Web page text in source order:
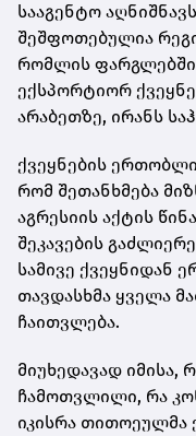
სააგენტო
შეშფოთებულია
რომლის
ექსპორტიორ
არაბეთზე, ირანს
ქვეყნების
რომ შეთანხმება
აგრესიის აქტის
შეკავების
სამივე ქვეყნიდან
თავდასხმა ყველა
ჩაითვლება.
მიუხედავად იმისა,
ჩამოთვლილი, რა
იკისრა თითოეულმა